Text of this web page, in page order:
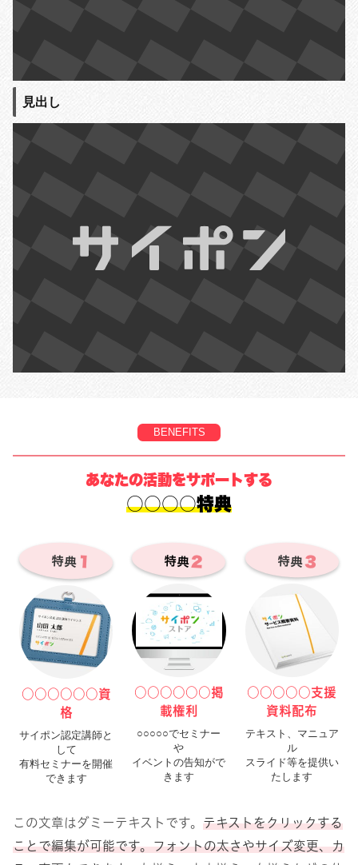
見出し
BENEFITS
あなたの活動をサポートする
○○○○特典
特典１
○○○○○○資
格
サイポン認定講師と
して
有料セミナーを開催
できます
特典２
○○○○○○掲
載権利
○○○○○でセミナー
や
イベントの告知がで
きます
特典３
○○○○○支援
資料配布
テキスト、マニュア
ル
スライド等を提供い
たします
この文章はダミーテキストです。 テキストをクリックする
ことで編集が可能です。フォントの太さやサイズ変更、カ